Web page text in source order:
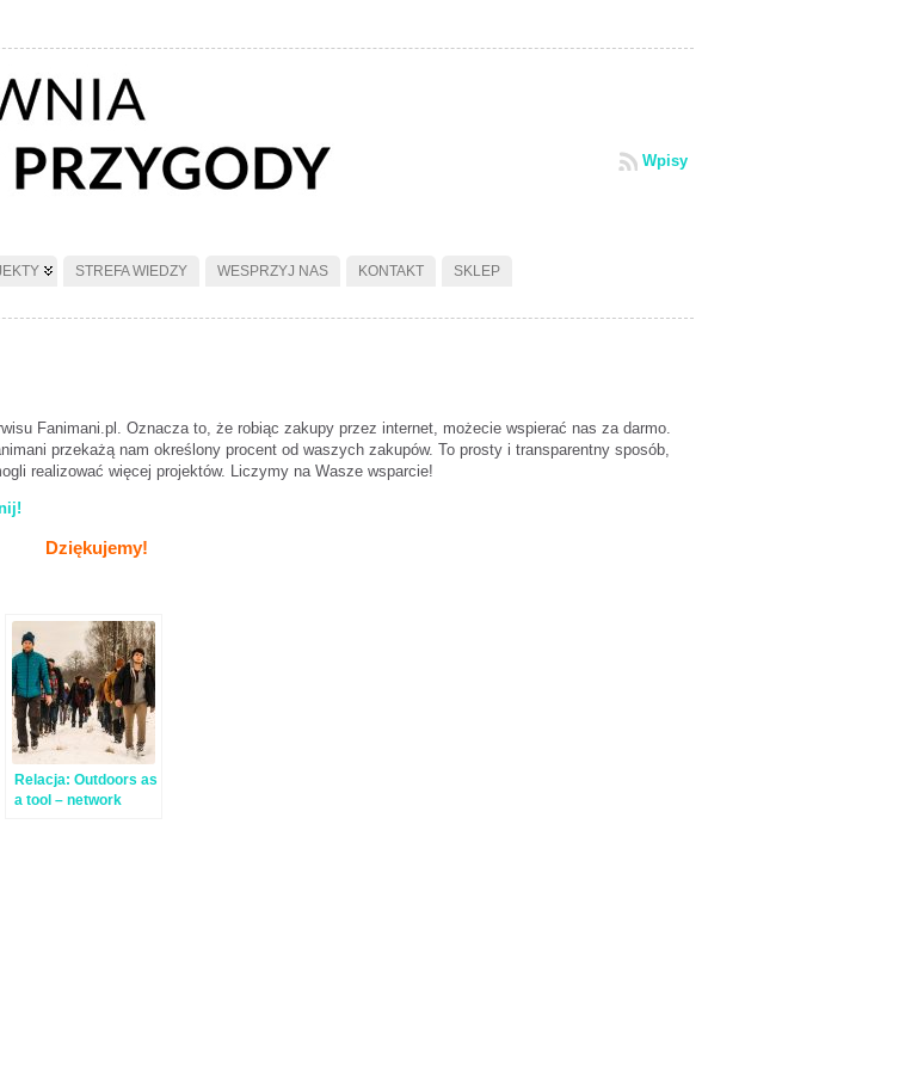
Wpisy
STREFA WIEDZY WESPRZYJ NAS KONTAKT
SKLEP
Fanimani.pl. Oznacza to, że robiąc zakupy przez internet, możecie wspierać nas za darmo.
przekażą nam określony procent od waszych zakupów. To prosty i transparentny sposób,
realizować więcej projektów. Liczymy na Wasze wsparcie!
Dziękujemy!
Relacja: Outdoors as
a tool – network